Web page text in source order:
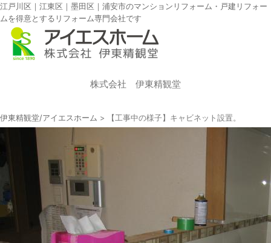
江戸川区｜江東区｜墨田区｜浦安市のマンションリフォーム・戸建リフォー
ムを得意とするリフォーム専門会社です
株式会社 伊東精観堂
伊東精観堂/アイエスホーム > 【工事中の様子】キャビネット設置。